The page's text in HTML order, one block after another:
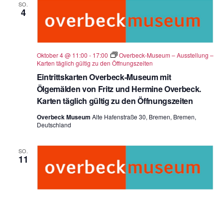
SO.
4
Eintrittskarten Overbeck-Museum mit
Ölgemälden von Fritz und Hermine Overbeck.
Karten täglich gültig zu den Öffnungszeiten
Oktober 4 @ 11:00 - 17:00
Overbeck-Museum – Ausstellung –
Karten täglich gültig zu den Öffnungszeiten
Overbeck Museum Alte Hafenstraße 30, Bremen, Bremen,
Deutschland
SO.
11